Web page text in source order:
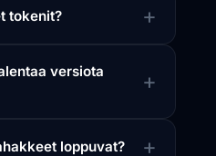
tokenit?
versiota
loppuvat?